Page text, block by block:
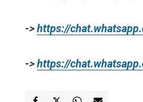
->https://
->https://